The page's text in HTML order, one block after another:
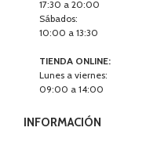
17:30 a 20:00
Sábados:
10:00 a 13:30
TIENDA ONLINE:
Lunes a viernes:
09:00 a 14:00
INFORMACIÓN